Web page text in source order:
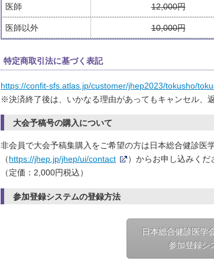
医師 12,000円
医師以外 10,000円
特定商取引法に基づく表記
https://confit-sfs.atlas.jp/customer/jhep2023/tokusho/
※決済終了後は、いかなる理由があってもキャンセル、
大会予稿号の購入について
非会員で大会予稿集購入をご希望の方は日本総合健診医
（https://jhep.jp/jhep/ui/contact
）からお申し込みくだ
（定価：2,000円税込）
参加登録システムの登録方法
日本総合健診医学
参加登録シ